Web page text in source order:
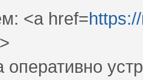
<a href=